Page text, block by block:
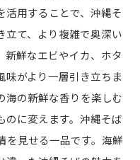
活用することで、沖縄そ
立て、より複雑で奥深い
新鮮なエビやイカ、ホタ
味がより一層引き立ちま
海の新鮮な香りを楽しむ
のに変えます。沖縄そば
を見せる一品です。海鮮